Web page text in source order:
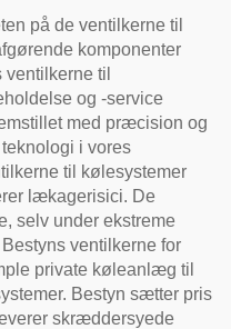
på de ventilkerne til
komponenter
til
og -service
med præcision og
i vores
til kølesystemer
lækagerisici. De
selv under ekstreme
ventilkerne for
private køleanlæg til
Bestyn sætter pris
skræddersyede